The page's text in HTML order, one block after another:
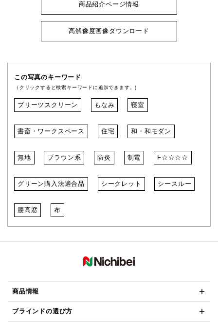
商品紹介ページ情報
高解像度画像ダウンロード
この写真のキーワード
（クリックすると検索キーワードに追加できます。)
プリーツスクリーン もなみ 寝室
書斎・ワークスペース 住宅 和・和モダン
無地 ブラウン系 防炎 制電 F☆☆☆☆
グリーン購入法適合品 シークレット シースルー
腰高窓 布
商品情報
ブラインドの選び方